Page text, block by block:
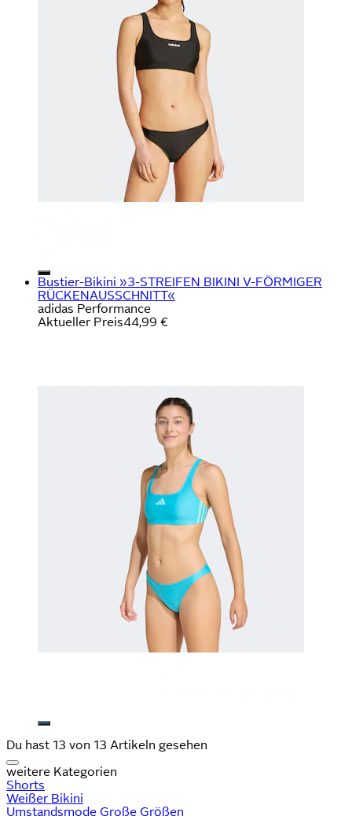
Bustier-Bikini »3-STREIFEN BIKINI V-FÖRMIGER
RÜCKENAUSSCHNITT«
adidas Performance
Aktueller Preis44,99 €
Du hast 13 von 13 Artikeln gesehen
weitere Kategorien
Shorts
Weißer Bikini
Umstandsmode Große Größen